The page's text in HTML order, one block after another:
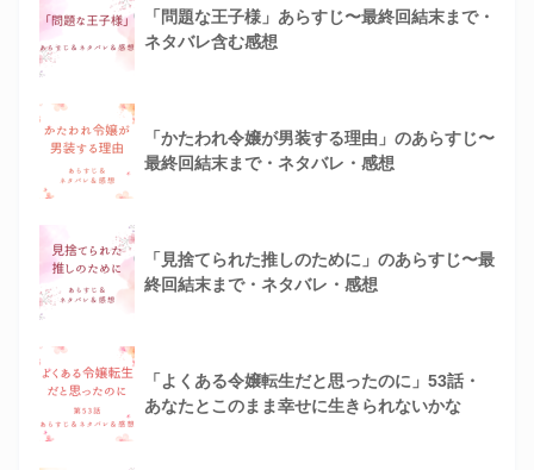
「問題な王子様」あらすじ〜最終回結末まで・
ネタバレ含む感想
「かたわれ令嬢が男装する理由」のあらすじ〜
最終回結末まで・ネタバレ・感想
「見捨てられた推しのために」のあらすじ〜最
終回結末まで・ネタバレ・感想
「よくある令嬢転生だと思ったのに」53話・
あなたとこのまま幸せに生きられないかな